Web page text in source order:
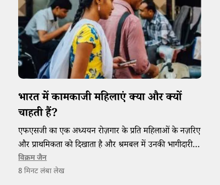
भारत में कामकाजी महिलाएं क्या और क्यों
चाहती हैं?
एफएसजी का एक अध्ययन रोज़गार के प्रति महिलाओं के नज़रिए
और प्राथमिकता को दिखाता है और श्रमबल में उनकी भागीदारी में
परिवार और समाज की भूमिका पर बात करता है।
विक्रम जैन
8 मिनट लंबा लेख